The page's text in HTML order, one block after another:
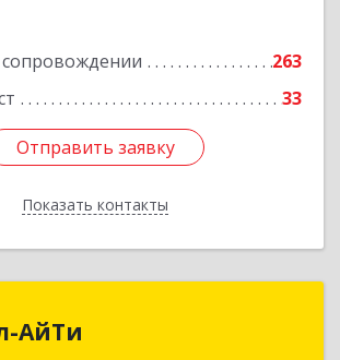
263
33
Отправить заявку
Показать контакты
Отправить заявку
Назад
АйТи